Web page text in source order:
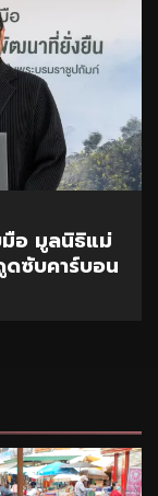
1 min read
CEO นำทีม
มอบนโยบาย